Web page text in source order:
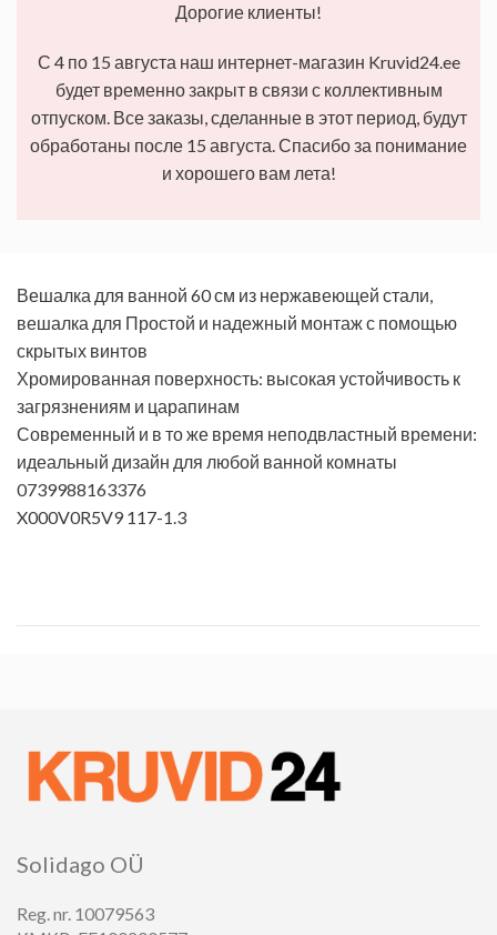
Дорогие клиенты!
С 4 по 15 августа наш интернет-магазин Kruvid24.ee
будет временно закрыт в связи с коллективным
отпуском. Все заказы, сделанные в этот период, будут
обработаны после 15 августа. Спасибо за понимание
и хорошего вам лета!
Вешалка для ванной 60 см из нержавеющей стали,
вешалка для Простой и надежный монтаж с помощью
скрытых винтов
Хромированная поверхность: высокая устойчивость к
загрязнениям и царапинам
Современный и в то же время неподвластный времени:
идеальный дизайн для любой ванной комнаты
0739988163376
X000V0R5V9 117-1.3
Solidago OÜ
Reg. nr. 10079563